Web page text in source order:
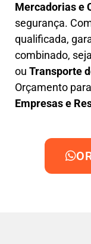
Mercadorias e
segurança.
qualificada,
combinado,
ou Transporte
Orçamento para
Empresas e